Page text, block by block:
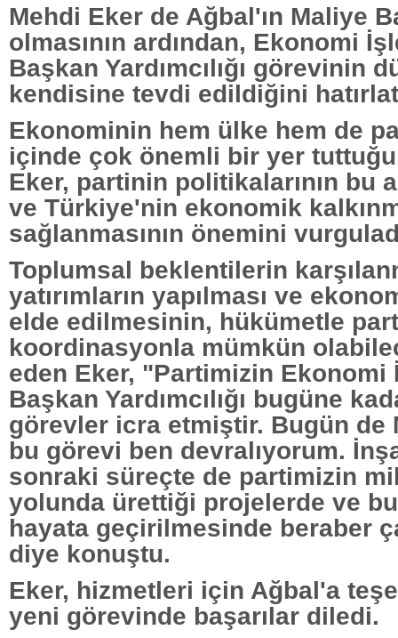
Mehdi Eker de Ağbal'ın Maliye
olmasının ardından, Ekonomi
Başkan Yardımcılığı görevinin
kendisine tevdi edildiğini
Ekonominin hem ülke hem de
içinde çok önemli bir yer
Eker, partinin politikalarının bu
ve Türkiye'nin ekonomik
sağlanmasının önemini
Toplumsal beklentilerin
yatırımların yapılması ve
elde edilmesinin, hükümetle
koordinasyonla mümkün
eden Eker, "Partimizin Ekonomi
Başkan Yardımcılığı bugüne
görevler icra etmiştir. Bugün de
bu görevi ben devralıyorum.
sonraki süreçte de partimizin
yolunda ürettiği projelerde ve
hayata geçirilmesinde beraber
diye konuştu.
Eker, hizmetleri için Ağbal'a
yeni görevinde başarılar diledi.